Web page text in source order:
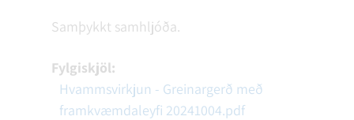
Samþykkt samhljóða.
Fylgiskjöl:
Hvammsvirkjun - Greinargerð með
framkvæmdaleyfi 20241004.pdf